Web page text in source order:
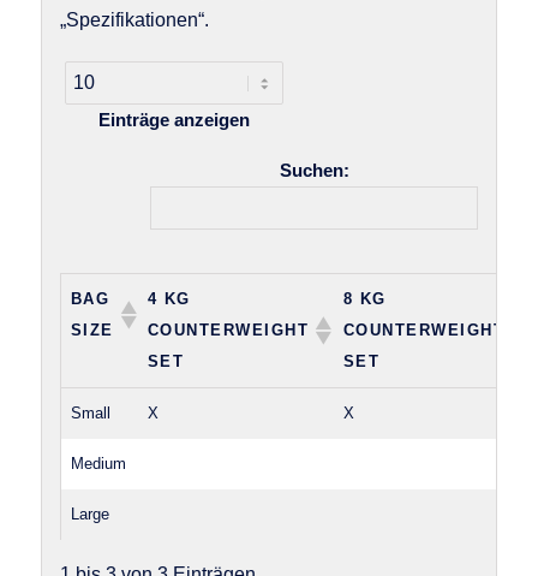
„Spezifikationen“.
Einträge anzeigen
Suchen:
BAG
SIZE
4 KG
COUNTERWEIGHT
SET
8 KG
COUNTERWEIGHT
SET
Small X X
Medium
Large